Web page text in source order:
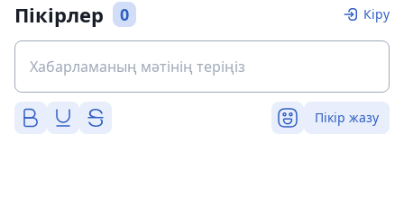
Пікірлер 0 Кіру
Пікір жазу